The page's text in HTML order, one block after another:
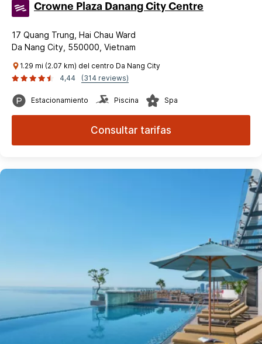
Crowne Plaza Danang City Centre
17 Quang Trung, Hai Chau Ward
Da Nang City, 550000, Vietnam
1.29 mi (2.07 km) del centro Da Nang City
4,44
(314 reviews)
Estacionamiento Piscina Spa
Consultar tarifas